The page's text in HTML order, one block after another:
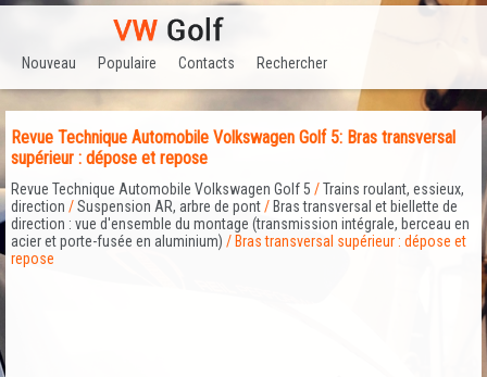
Nouveau Populaire Contacts Rechercher
Revue Technique Automobile Volkswagen Golf 5: Bras transversal
supérieur : dépose et repose
Revue Technique Automobile Volkswagen Golf 5 /Trains roulant, essieux,
direction /Suspension AR, arbre de pont/ Bras transversal et biellette de
direction : vue d'ensemble du montage (transmission intégrale, berceau en
acier et porte-fusée en aluminium) / Bras transversal supérieur : dépose et
repose